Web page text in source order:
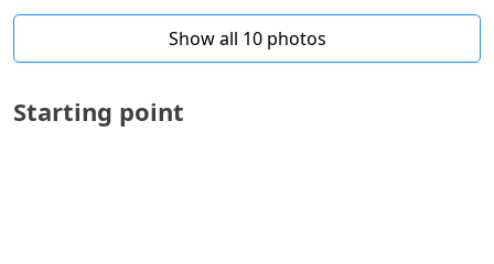
Show all 10 photos
Starting point